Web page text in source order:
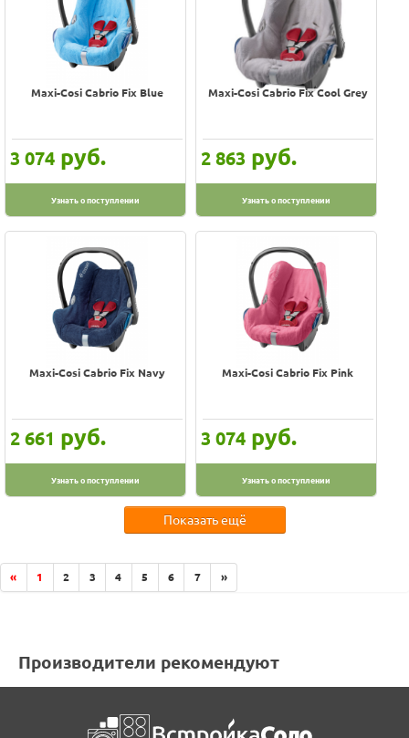
Maxi-Cosi Cabrio Fix Blue
3 074 руб.
Узнать о поступлении
Maxi-Cosi Cabrio Fix Cool Grey
2 863 руб.
Узнать о поступлении
Maxi-Cosi Cabrio Fix Navy
2 661 руб.
Узнать о поступлении
Maxi-Cosi Cabrio Fix Pink
3 074 руб.
Узнать о поступлении
Показать ещё
« 1 2 3 4 5 6 7 »
Производители рекомендуют